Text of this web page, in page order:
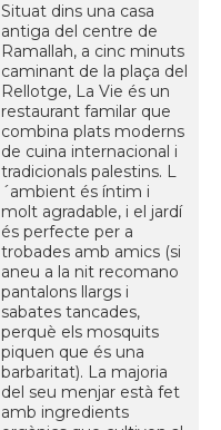
Situat dins una casa
antiga del centre de
Ramallah, a cinc minuts
caminant de la plaça del
Rellotge, La Vie és un
restaurant familar que
combina plats moderns
de cuina internacional i
tradicionals palestins. L
´ambient és íntim i
molt agradable, i el jardí
és perfecte per a
trobades amb amics (si
aneu a la nit recomano
pantalons llargs i
sabates tancades,
perquè els mosquits
piquen que és una
barbaritat). La majoria
del seu menjar està fet
amb ingredients